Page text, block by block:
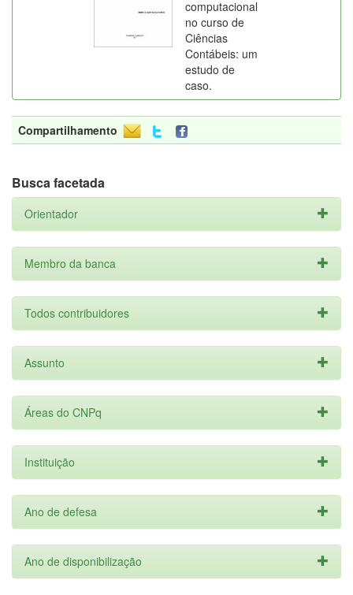
computacional
no curso de
Ciências
Contábeis: um
estudo de
caso.
Compartilhamento
Busca facetada
Orientador
Membro da banca
Todos contribuidores
Assunto
Áreas do CNPq
Instituição
Ano de defesa
Ano de disponibilização